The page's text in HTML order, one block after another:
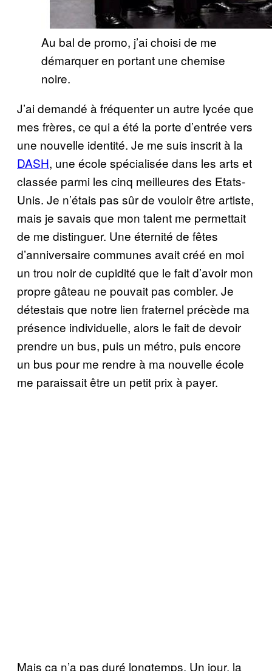
Au bal de promo, j’ai choisi de me
démarquer en portant une chemise
noire.
J’ai demandé à fréquenter un autre lycée que
mes frères, ce qui a été la porte d’entrée vers
une nouvelle identité. Je me suis inscrit à la
DASH, une école spécialisée dans les arts et
classée parmi les cinq meilleures des Etats-
Unis. Je n’étais pas sûr de vouloir être artiste,
mais je savais que mon talent me permettait
de me distinguer. Une éternité de fêtes
d’anniversaire communes avait créé en moi
un trou noir de cupidité que le fait d’avoir mon
propre gâteau ne pouvait pas combler. Je
détestais que notre lien fraternel précède ma
présence individuelle, alors le fait de devoir
prendre un bus, puis un métro, puis encore
un bus pour me rendre à ma nouvelle école
me paraissait être un petit prix à payer.
Mais ça n’a pas duré longtemps. Un jour, la